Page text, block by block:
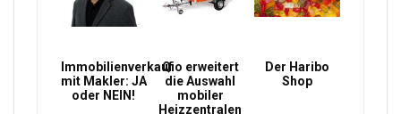
Immobilienverkauf
mit Makler: JA
oder NEIN!
Qio erweitert
die Auswahl
mobiler
Heizzentralen
Der Haribo
Shop